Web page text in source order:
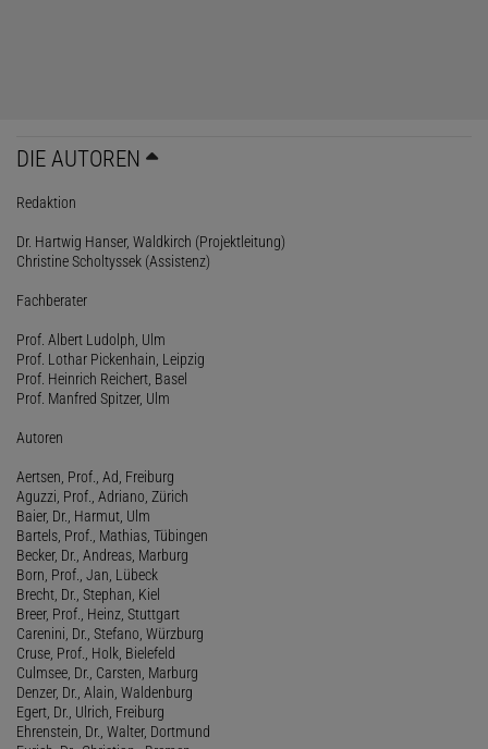
DIE AUTOREN
Redaktion
Dr. Hartwig Hanser, Waldkirch (Projektleitung)
Christine Scholtyssek (Assistenz)
Fachberater
Prof. Albert Ludolph, Ulm
Prof. Lothar Pickenhain, Leipzig
Prof. Heinrich Reichert, Basel
Prof. Manfred Spitzer, Ulm
Autoren
Aertsen, Prof., Ad, Freiburg
Aguzzi, Prof., Adriano, Zürich
Baier, Dr., Harmut, Ulm
Bartels, Prof., Mathias, Tübingen
Becker, Dr., Andreas, Marburg
Born, Prof., Jan, Lübeck
Brecht, Dr., Stephan, Kiel
Breer, Prof., Heinz, Stuttgart
Carenini, Dr., Stefano, Würzburg
Cruse, Prof., Holk, Bielefeld
Culmsee, Dr., Carsten, Marburg
Denzer, Dr., Alain, Waldenburg
Egert, Dr., Ulrich, Freiburg
Ehrenstein, Dr., Walter, Dortmund